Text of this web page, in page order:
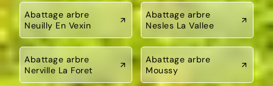
Abattage arbre
Neuilly En Vexin
Abattage arbre
Nesles La Vallee
Abattage arbre
Nerville La Foret
Abattage arbre
Moussy